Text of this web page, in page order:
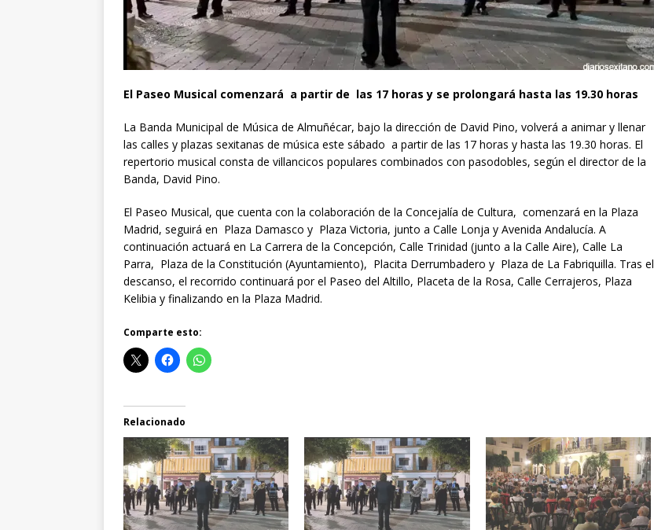
El Paseo Musical comenzará a partir de las 17 horas y se prolongará hasta las 19.30 horas
La Banda Municipal de Música de Almuñécar, bajo la dirección de David Pino, volverá a animar y llenar
las calles y plazas sexitanas de música este sábado a partir de las 17 horas y hasta las 19.30 horas. El
repertorio musical consta de villancicos populares combinados con pasodobles, según el director de la
Banda, David Pino.
El Paseo Musical, que cuenta con la colaboración de la Concejalía de Cultura, comenzará en la Plaza
Madrid, seguirá en Plaza Damasco y Plaza Victoria, junto a Calle Lonja y Avenida Andalucía. A
continuación actuará en La Carrera de la Concepción, Calle Trinidad (junto a la Calle Aire), Calle La
Parra, Plaza de la Constitución (Ayuntamiento), Placita Derrumbadero y Plaza de La Fabriquilla. Tras el
descanso, el recorrido continuará por el Paseo del Altillo, Placeta de la Rosa, Calle Cerrajeros, Plaza
Kelibia y finalizando en la Plaza Madrid.
Comparte esto:
Relacionado